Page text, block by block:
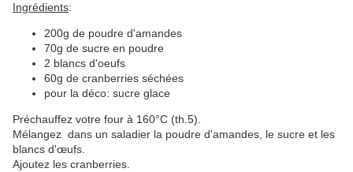
Ingrédients:
200g de poudre d'amandes
70g de sucre en poudre
2 blancs d'oeufs
60g de cranberries séchées
pour la déco: sucre glace
Préchauffez votre four à 160°C (th.5).
Mélangez dans un saladier la poudre d'amandes, le sucre et les
blancs d'œufs.
Ajoutez les cranberries.